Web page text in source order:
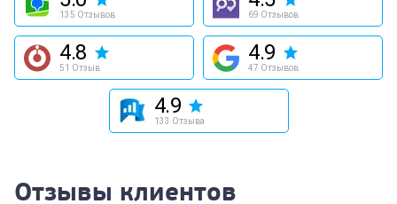
135 Отзывов 69 Отзывов
4.8
51 Отзыв
4.9
47 Отзывов
4.9
133 Отзыва
Отзывы клиентов